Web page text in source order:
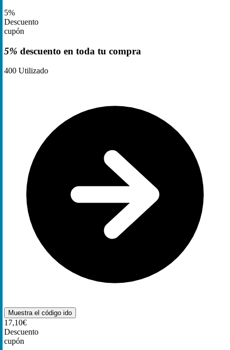
5%
Descuento
cupón
5% descuento en toda tu compra
400 Utilizado
Muestra el código ido
17,10€
Descuento
cupón